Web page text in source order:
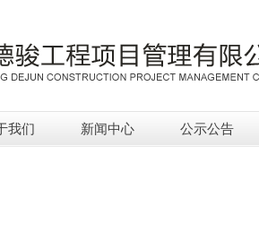
我们 新闻中心 公示公告